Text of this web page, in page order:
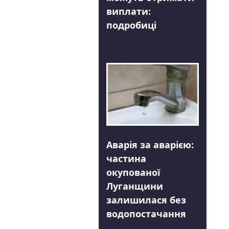
виплати:
подробиці
Аварія за аварією:
частина
окупованої
Луганщини
залишилася без
водопостачання